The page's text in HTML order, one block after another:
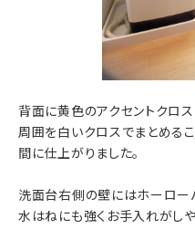
背面に黄色のアクセントクロス
周囲を白いクロスでまとめる
間に仕上がりました。
洗面台右側の壁にはホーロー
水はねにも強くお手入れがし